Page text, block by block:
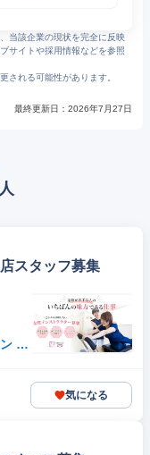
当該企業の現状を完全に反映
サイトや採用情報などを参照
される可能性があります。
最終更新日： 2026年7月27日
スタッフ募集
60
気になる